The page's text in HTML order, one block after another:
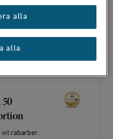
Azalea
och
50
vit rabarber.
alla
alla